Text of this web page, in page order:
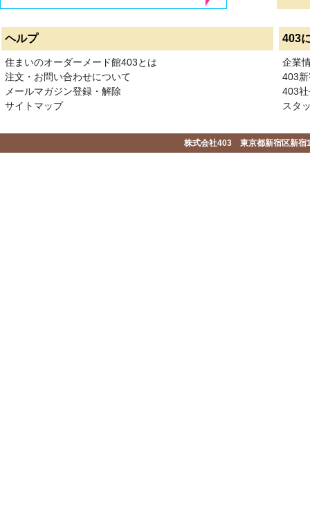
ヘルプ 403
住まいのオーダーメード館403とは
注文・お問い合わせについて
メールマガジン登録・解除
サイトマップ
企業
403
403
スタ
株式会社403 東京都新宿区新